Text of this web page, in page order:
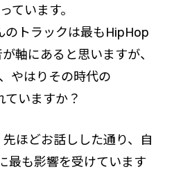
ています。
トラックは最もHipHop
軸にあると思いますが、
やはりその時代の
ていますか？
先ほどお話しした通り、自
最も影響を受けています